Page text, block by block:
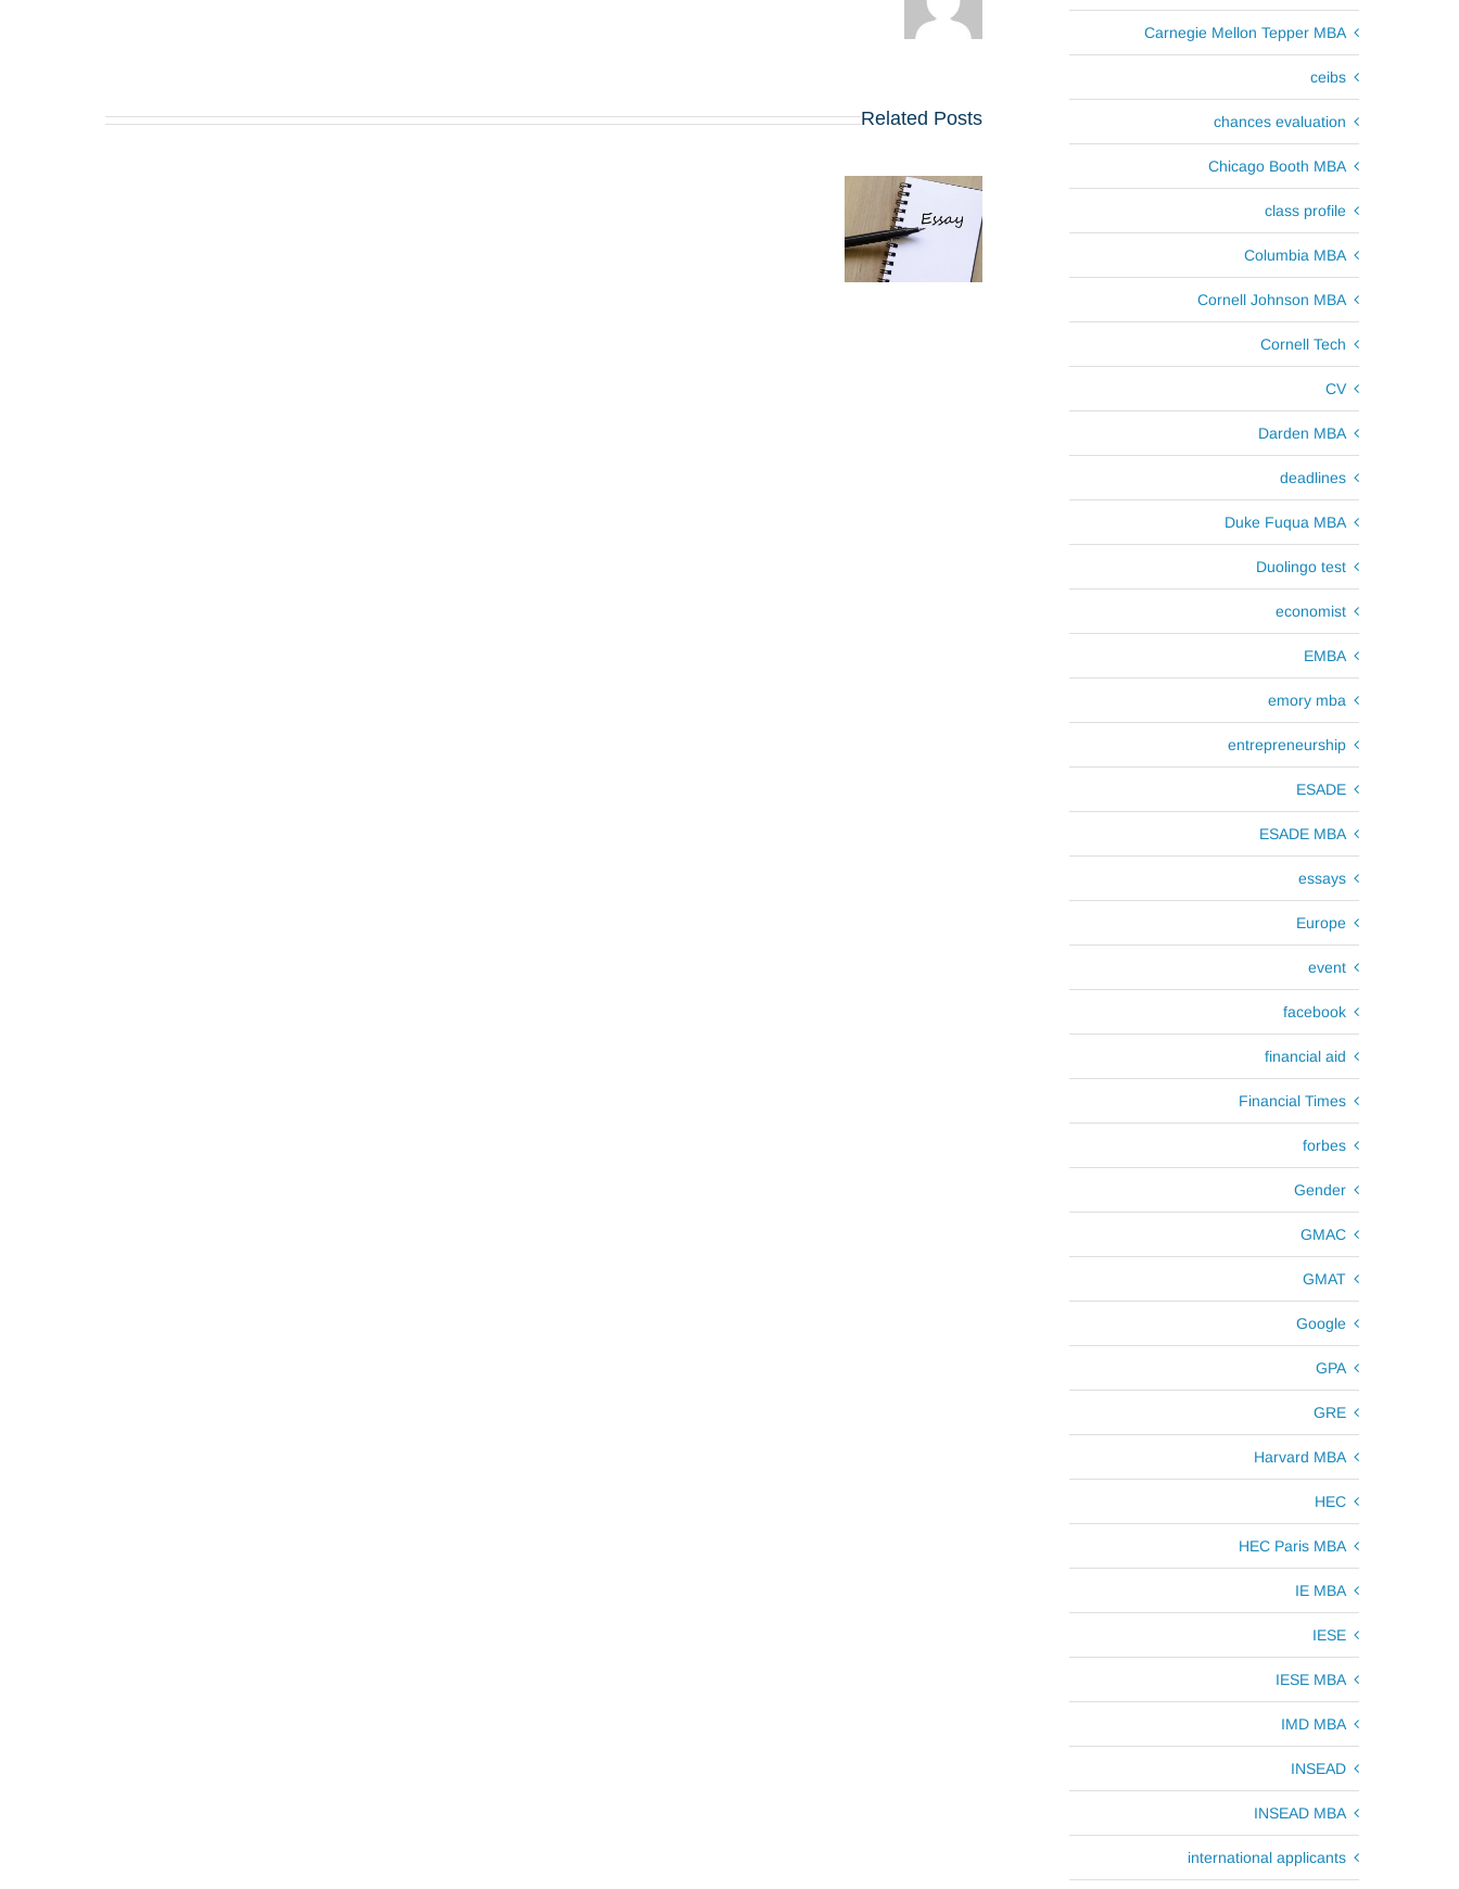
Related Posts
Carnegie Mellon Tepper MBA
ceibs
chances evaluation
Chicago Booth MBA
class profile
Columbia MBA
Cornell Johnson MBA
Cornell Tech
CV
Darden MBA
deadlines
Duke Fuqua MBA
Duolingo test
economist
EMBA
emory mba
entrepreneurship
ESADE
ESADE MBA
essays
Europe
event
facebook
financial aid
Financial Times
forbes
Gender
GMAC
GMAT
Google
GPA
GRE
Harvard MBA
HEC
HEC Paris MBA
IE MBA
IESE
IESE MBA
IMD MBA
INSEAD
INSEAD MBA
international applicants